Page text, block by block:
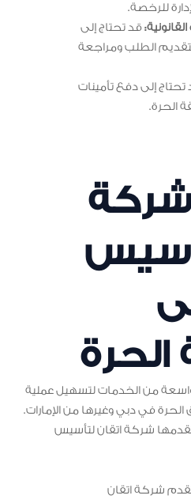
للرخصة.
قد تحتاج إلى
الطلب ومراجعة
تحتاج إلى دفع تأمينات
الحرة.
الحرة
من الخدمات لتسهيل عملية
في دبي وغيرها من الإمارات.
شركة اتقان لتأسيس
شركة اتقان